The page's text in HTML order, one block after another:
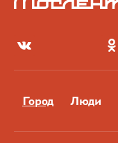
Город Люди